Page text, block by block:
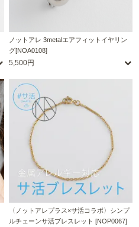
ノットアレ 3metalエアフィットイヤリン
グ[NOA0108]
5,500円
〈ノットアレプラス×サ活コラボ〉シンプ
ルチェーンサ活ブレスレット [NOP0067]